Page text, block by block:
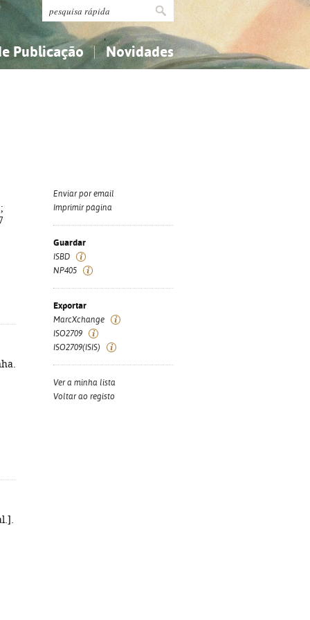
Publicação Novidades
Enviar por email
Imprimir página
Guardar
ISBD
NP405
Exportar
MarcXchange
ISO2709
ISO2709(ISIS)
Ver a minha lista
Voltar ao registo